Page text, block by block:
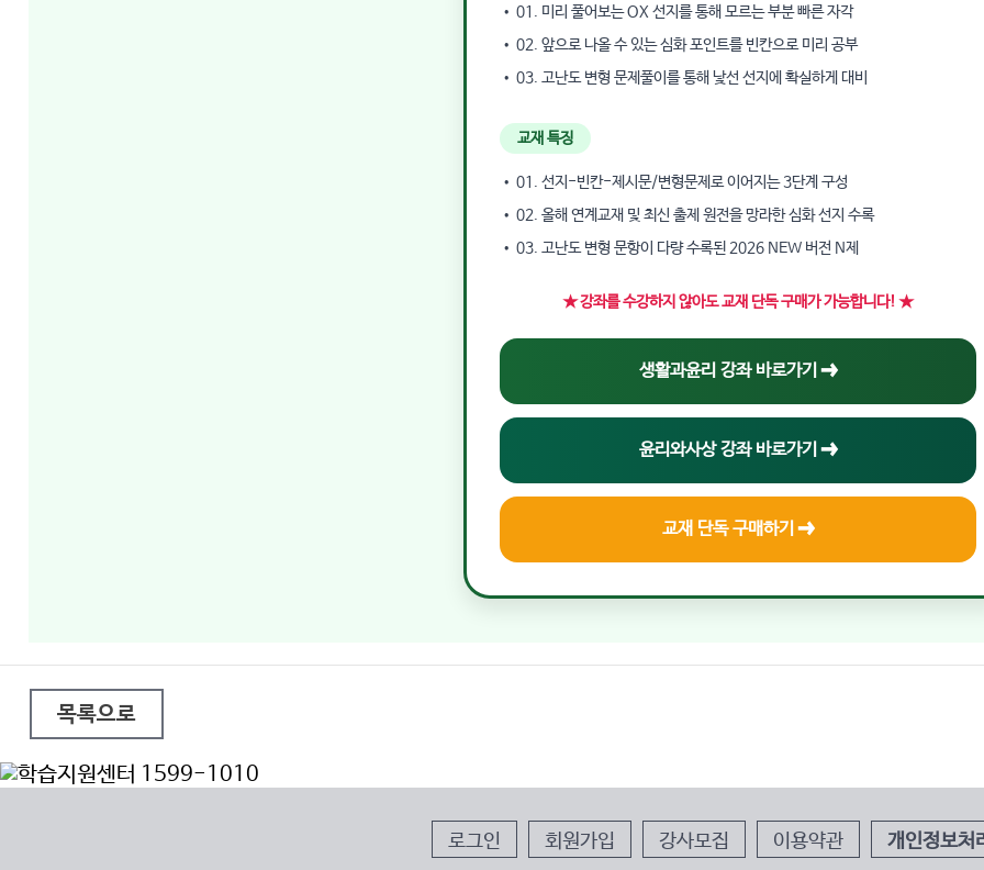
• 01. 미리 풀어보는 OX 선지를 통해 모르는 부분 빠른 자각
• 02. 앞으로 나올 수 있는 심화 포인트를 빈칸으로 미리 공부
• 03. 고난도 변형 문제풀이를 통해 낯선 선지에 확실하게 대비
교재 특징
• 01. 선지-빈칸-제시문/변형문제로 이어지는 3단계 구성
• 02. 올해 연계교재 및 최신 출제 원전을 망라한 심화 선지 수록
• 03. 고난도 변형 문항이 다량 수록된 2026 NEW 버전 N제
★ 강좌를 수강하지 않아도 교재 단독 구매가 가능합니다! ★
생활과윤리 강좌 바로가기 ➔
윤리와사상 강좌 바로가기 ➔
교재 단독 구매하기 ➔
목록으로
로그인 회원가입 강사모집 이용약관 개인정보처